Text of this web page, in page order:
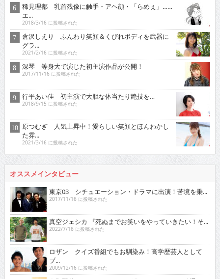
稀見理都 乳首残像に触手・アヘ顔・「らめぇ」……
エ...
2018/3/16 に投稿された
倉沢しえり ふんわり笑顔＆くびれボディを武器に
グラ...
2021/2/16 に投稿された
深琴 等身大で演じた初主演作品が公開！
2017/11/16 に投稿された
行平あい佳 初主演で大胆な体当たり艶技を…
2018/9/15 に投稿された
原つむぎ 人気上昇中！愛らしい笑顔とほんわかし
た雰...
2021/3/16 に投稿された
オススメインタビュー
東京03 シチュエーション・ドラマに出演！苦境を乗...
2017/11/16 に投稿された
真空ジェシカ 『死ぬまでお笑いをやっていきたい！そ...
2022/7/16 に投稿された
ロザン クイズ番組でもお馴染み！高学歴芸人として
ブ...
2009/12/16 に投稿された